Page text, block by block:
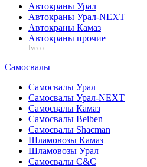
Автокраны Урал
Автокраны Урал-NEXT
Автокраны Камаз
Автокраны прочие
Iveco
Самосвалы
Самосвалы Урал
Самосвалы Урал-NEXT
Самосвалы Камаз
Самосвалы Beiben
Самосвалы Shacman
Шламовозы Камаз
Шламовозы Урал
Самосвалы C&C